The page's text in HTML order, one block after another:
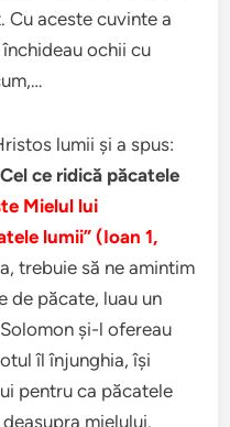
Cu aceste cuvinte a
ochii cu
lumii şi a spus:
ce ridică păcatele
Mielul lui
lumii” (Ioan 1,
trebuie să ne amintim
de păcate, luau un
şi-l ofereau
îl înjunghia, îşi
pentru ca păcatele
mielului.